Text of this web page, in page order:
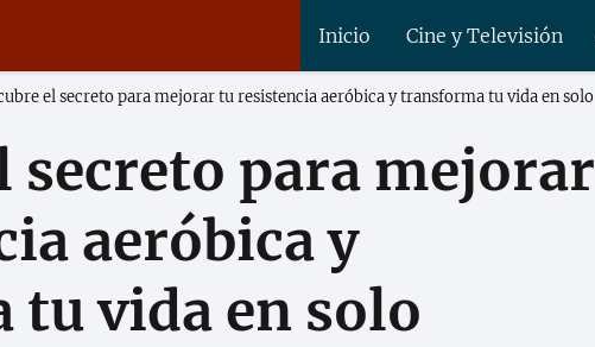
Inicio Cine y Televisión
el secreto para mejorar tu resistencia aeróbica y transforma tu vida en solo
secreto para mejorar
aeróbica y
vida en solo